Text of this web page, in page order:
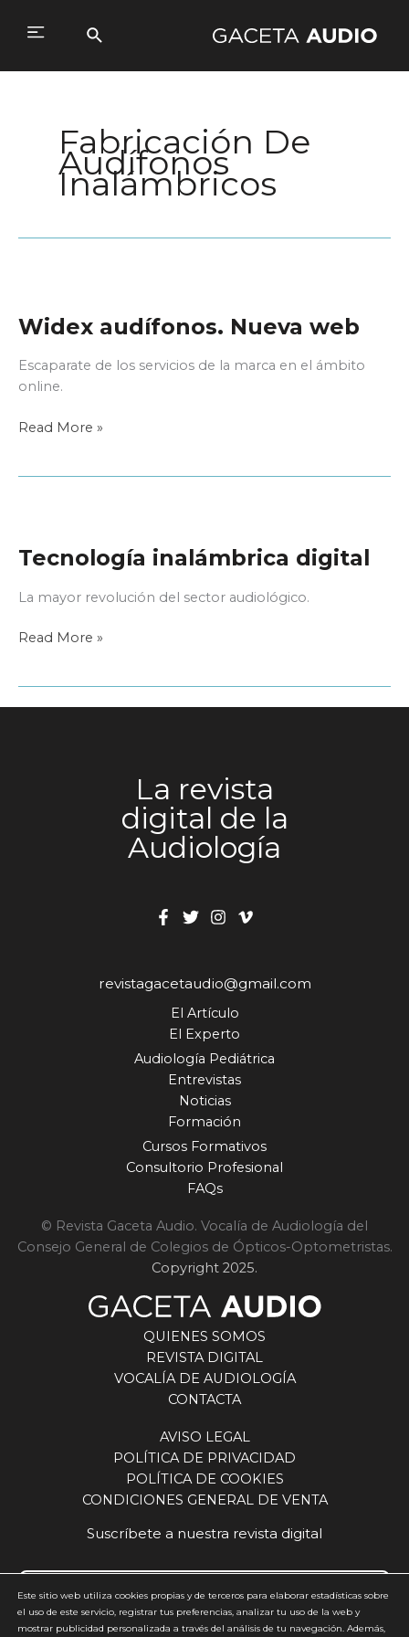
Buscar
Fabricación De
Audífonos
Inalámbricos
Widex audífonos. Nueva web
Escaparate de los servicios de la marca en el ámbito
online.
Widex
Read More »
Tecnología inalámbrica digital
La mayor revolución del sector audiológico.
Tecnología
Read More »
La revista
digital de la
Audiología
revistagacetaudio@gmail.com
El Artículo
El Experto
Audiología Pediátrica
Entrevistas
Noticias
Formación
Cursos Formativos
Consultorio Profesional
FAQs
© Revista Gaceta Audio. Vocalía de Audiología del
Consejo General de Colegios de Ópticos-Optometristas.
Copyright 2025.
QUIENES SOMOS
REVISTA DIGITAL
VOCALÍA DE AUDIOLOGÍA
CONTACTA
AVISO LEGAL
POLÍTICA DE PRIVACIDAD
POLÍTICA DE COOKIES
CONDICIONES GENERAL DE VENTA
Suscríbete a nuestra revista digital
Este sitio web utiliza cookies propias y de terceros para elaborar estadísticas sobre
el uso de este servicio, registrar tus preferencias, analizar tu uso de la web y
mostrar publicidad personalizada a través del análisis de tu navegación. Además,